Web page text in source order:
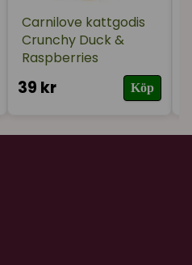
Carnilove kattgodis
Crunchy Duck &
Raspberries
39 kr Köp